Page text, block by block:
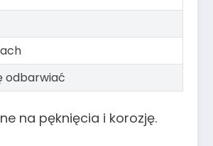
odbarwiać
na pęknięcia i korozję.